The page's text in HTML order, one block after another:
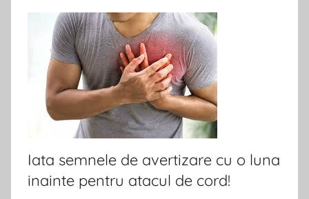
Iata semnele de avertizare cu o luna
inainte pentru atacul de cord!